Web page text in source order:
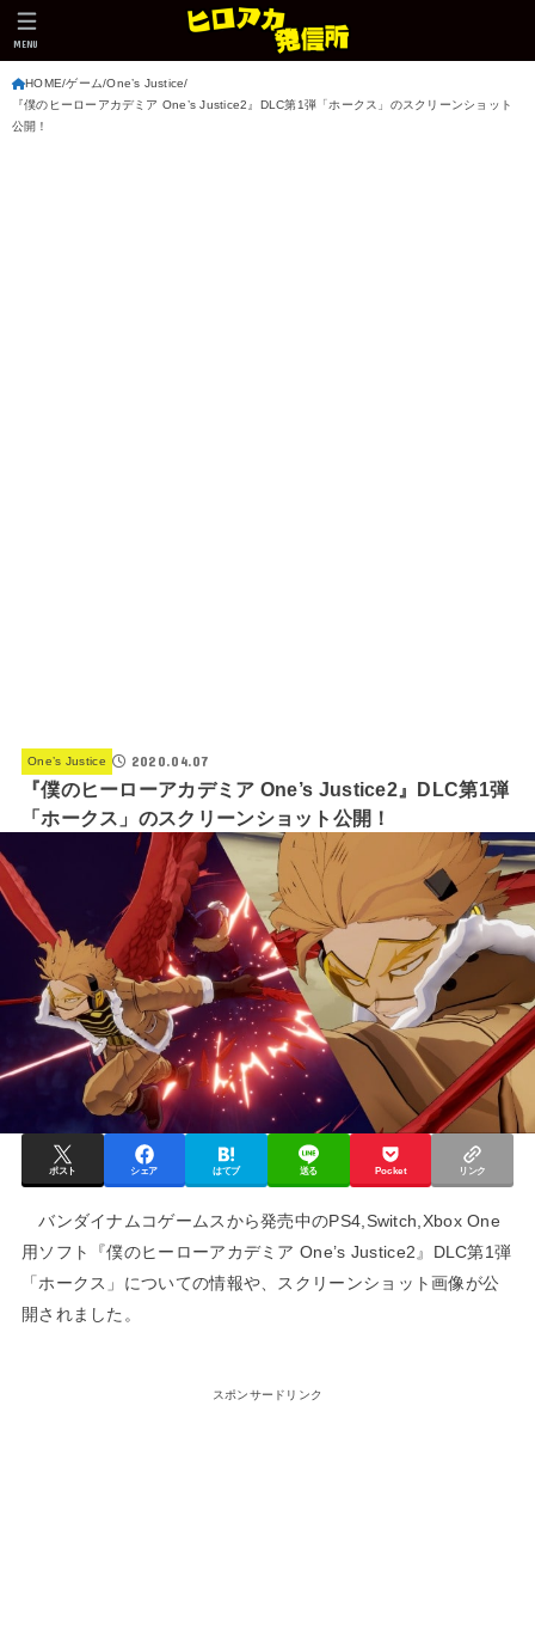
MENU
HOME ゲーム One’s Justice
『僕のヒーローアカデミア One’s Justice2』DLC第1弾「ホークス」のスクリーンショット
公開！
One’s Justice 2020.04.07
『僕のヒーローアカデミア One’s Justice2』DLC第1弾
「ホークス」のスクリーンショット公開！
ポスト シェア はてブ 送る Pocket リンク
バンダイナムコゲームスから発売中のPS4,Switch,Xbox One
用ソフト『僕のヒーローアカデミア One’s Justice2』DLC第1弾
「ホークス」についての情報や、スクリーンショット画像が公
開されました。
スポンサードリンク